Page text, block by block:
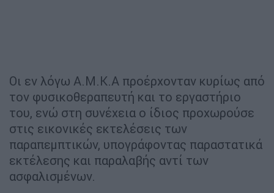
Οι εν λόγω Α.Μ.Κ.Α προέρχονταν κυρίως από
τον φυσικοθεραπευτή και το εργαστήριο
του, ενώ στη συνέχεια ο ίδιος προχωρούσε
στις εικονικές εκτελέσεις των
παραπεμπτικών, υπογράφοντας παραστατικά
εκτέλεσης και παραλαβής αντί των
ασφαλισμένων.